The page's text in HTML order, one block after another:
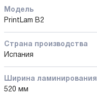
Модель
PrintLam B2
Страна производства
Испания
Ширина ламинирования
520 мм